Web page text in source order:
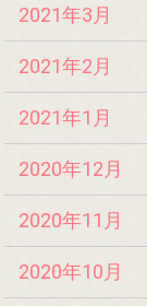
2021年3月
2021年2月
2021年1月
2020年12月
2020年11月
2020年10月